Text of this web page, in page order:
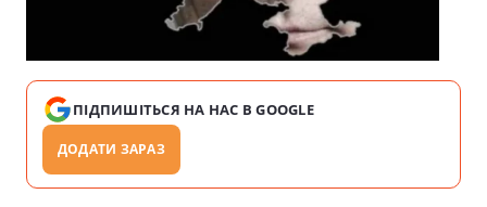
ПІДПИШІТЬСЯ НА НАС В GOOGLE
ДОДАТИ ЗАРАЗ